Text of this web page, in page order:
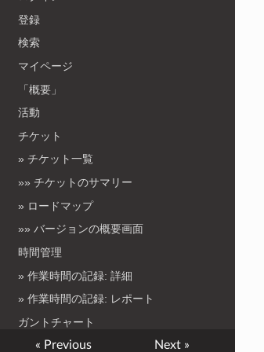
登録
検索
マイページ
「概要」
活動
チケット
» チケット一覧
»» チケットのサマリー
» ロードマップ
»» バージョンの概要画面
時間管理
» 作業時間の記録: 詳細
» 作業時間の記録: レポート
ガントチャート
カレンダー
« Previous Next »